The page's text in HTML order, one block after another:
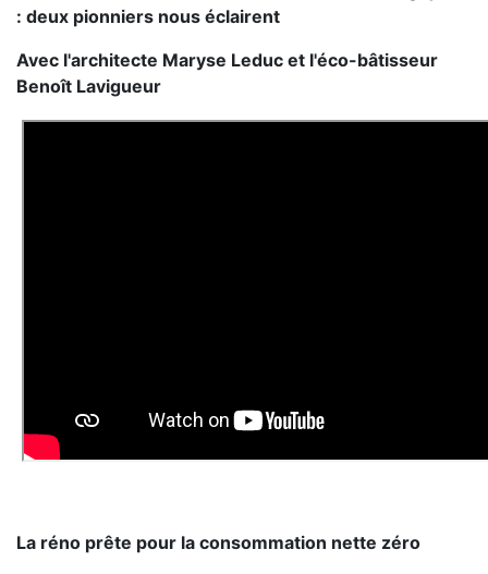
: deux pionniers nous éclairent
Avec l'architecte Maryse Leduc et l'éco-bâtisseur
Benoît Lavigueur
La réno prête pour la consommation nette zéro